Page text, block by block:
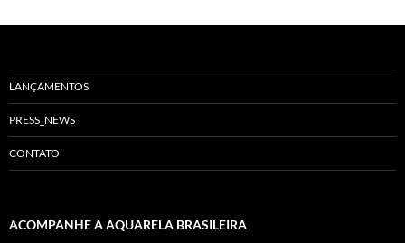
LANÇAMENTOS
PRESS_NEWS
CONTATO
ACOMPANHE A AQUARELA BRASILEIRA